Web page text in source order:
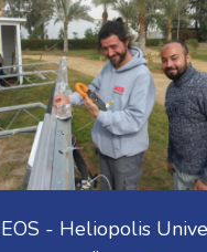
EOS - Heliopolis